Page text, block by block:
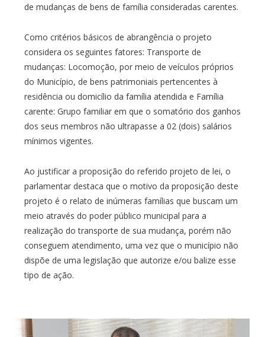
de mudanças de bens de família consideradas carentes.
Como critérios básicos de abrangência o projeto
considera os seguintes fatores: Transporte de
mudanças: Locomoção, por meio de veículos próprios
do Município, de bens patrimoniais pertencentes à
residência ou domicílio da família atendida e Família
carente: Grupo familiar em que o somatório dos ganhos
dos seus membros não ultrapasse a 02 (dois) salários
mínimos vigentes.
Ao justificar a proposição do referido projeto de lei, o
parlamentar destaca que o motivo da proposição deste
projeto é o relato de inúmeras famílias que buscam um
meio através do poder público municipal para a
realização do transporte de sua mudança, porém não
conseguem atendimento, uma vez que o município não
dispõe de uma legislação que autorize e/ou balize esse
tipo de ação.